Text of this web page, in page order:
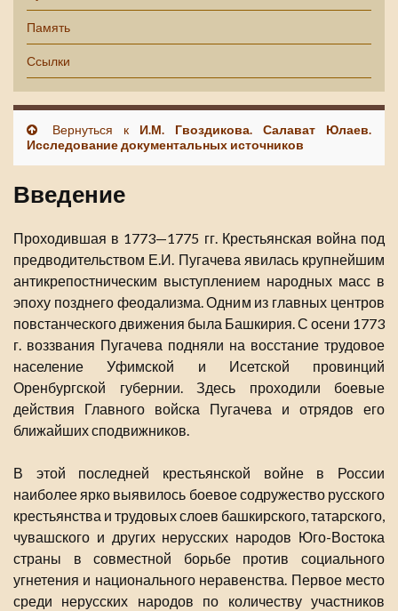
Память
Ссылки
Вернуться к И.М. Гвоздикова. Салават Юлаев.
Исследование документальных источников
Введение
Проходившая в 1773—1775 гг. Крестьянская война под
предводительством Е.И. Пугачева явилась крупнейшим
антикрепостническим выступлением народных масс в
эпоху позднего феодализма. Одним из главных центров
повстанческого движения была Башкирия. С осени 1773
г. воззвания Пугачева подняли на восстание трудовое
население Уфимской и Исетской провинций
Оренбургской губернии. Здесь проходили боевые
действия Главного войска Пугачева и отрядов его
ближайших сподвижников.
В этой последней крестьянской войне в России
наиболее ярко выявилось боевое содружество русского
крестьянства и трудовых слоев башкирского, татарского,
чувашского и других нерусских народов Юго-Востока
страны в совместной борьбе против социального
угнетения и национального неравенства. Первое место
среди нерусских народов по количеству участников